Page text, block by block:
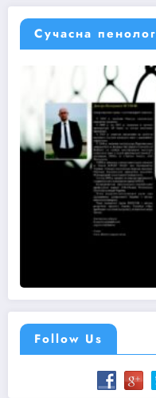
Сучасна
Follow Us